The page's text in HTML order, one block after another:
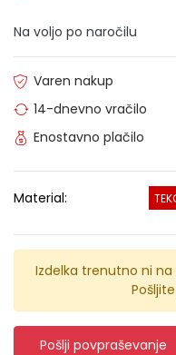
Na voljo po naročilu
Varen nakup
14-dnevno vračilo
Enostavno plačilo
Material:
Izdelka trenutno ni
Pošlji povpraševanje